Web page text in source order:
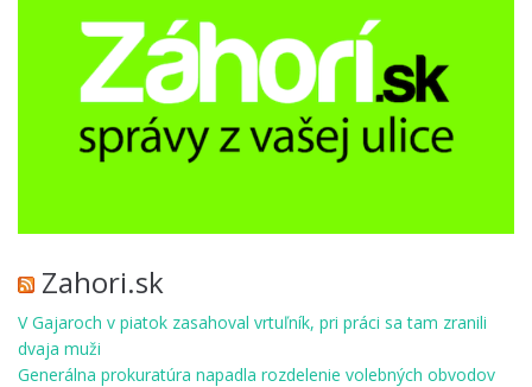
Zahori.sk
V Gajaroch v piatok zasahoval vrtuľník, pri práci sa tam zranili
dvaja muži
Generálna prokuratúra napadla rozdelenie volebných obvodov